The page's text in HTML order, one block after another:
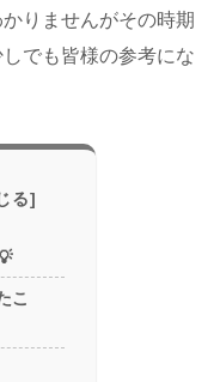
りませんがその時期
でも皆様の参考にな
こ